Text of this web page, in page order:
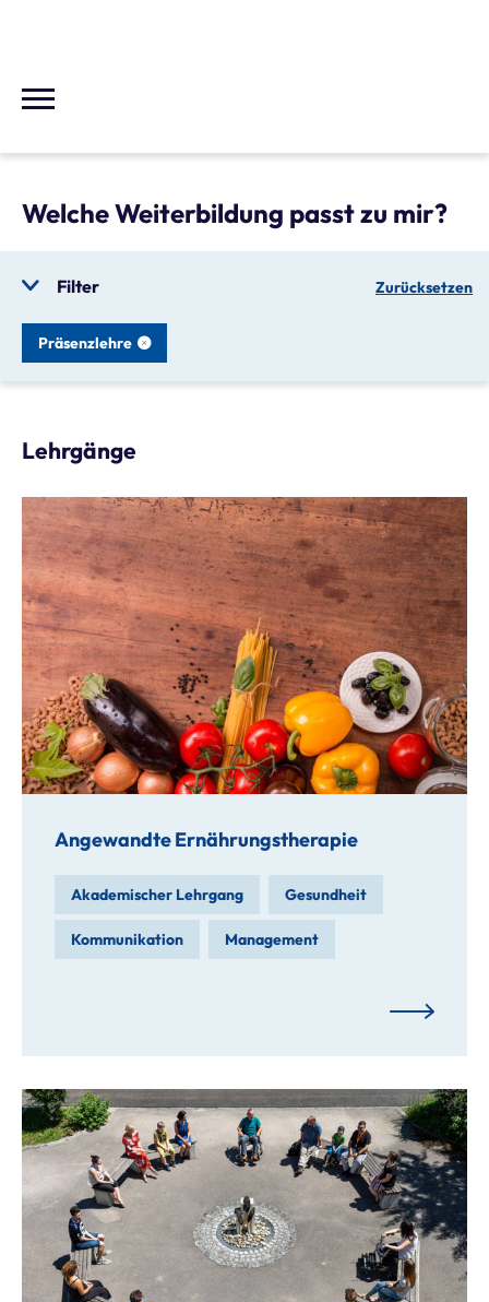
Welche Weiterbildung passt zu mir?
Filter
Präsenzlehre
Zurücksetzen
Lehrgänge
Angewandte Ernährungstherapie
Akademischer Lehrgang Gesundheit
Kommunikation Management